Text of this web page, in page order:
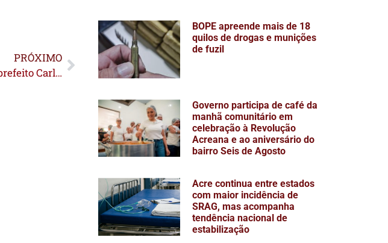
PRÓXIMO
Jorge Viana é recebido pelo prefeito Carlinhos do Pelado, diz que Brasiléia será prioridade no Senado e reafirma amor pelo Alto Acre
BOPE apreende mais de 18
quilos de drogas e munições
de fuzil
Governo participa de café da
manhã comunitário em
celebração à Revolução
Acreana e ao aniversário do
bairro Seis de Agosto
Acre continua entre estados
com maior incidência de
SRAG, mas acompanha
tendência nacional de
estabilização